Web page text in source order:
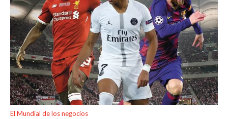
El Mundial de los negocios